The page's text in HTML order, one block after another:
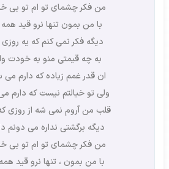
من فکر چشمای تو ام تو بی
با من بمون تنها نرو قید
دیگه فکر نمی کنم که یه
به چه قیمتی منو به خودت
ان قدر غمم زیاده که دارم
ولی تو خیالتم نیست که دارم
قلب من آروم نمی شه از روزی
دیگه برگشتی نداره می دونم
من فکر چشمای تو ام تو بی
با من بمون ، تنها نرو قید